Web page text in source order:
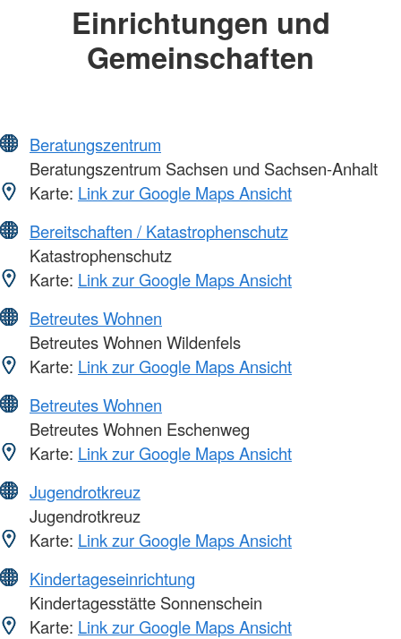
Einrichtungen und
Gemeinschaften
Beratungszentrum
Beratungszentrum Sachsen und Sachsen-Anhalt
Karte: Link zur Google Maps Ansicht
Bereitschaften / Katastrophenschutz
Katastrophenschutz
Karte: Link zur Google Maps Ansicht
Betreutes Wohnen
Betreutes Wohnen Wildenfels
Karte: Link zur Google Maps Ansicht
Betreutes Wohnen
Betreutes Wohnen Eschenweg
Karte: Link zur Google Maps Ansicht
Jugendrotkreuz
Jugendrotkreuz
Karte: Link zur Google Maps Ansicht
Kindertageseinrichtung
Kindertagesstätte Sonnenschein
Karte: Link zur Google Maps Ansicht